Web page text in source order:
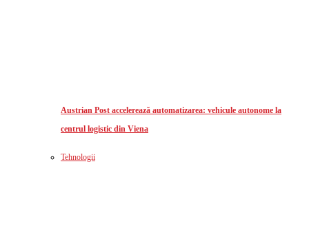
Austrian Post accelerează automatizarea: vehicule autonome la
centrul logistic din Viena
Tehnologii